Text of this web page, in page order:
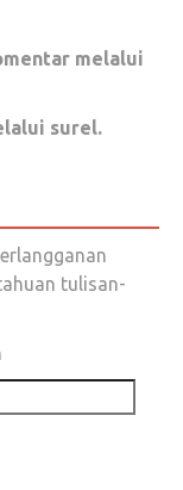
Tak
disia-
ALLAH
melalui
surel.
tulisan-